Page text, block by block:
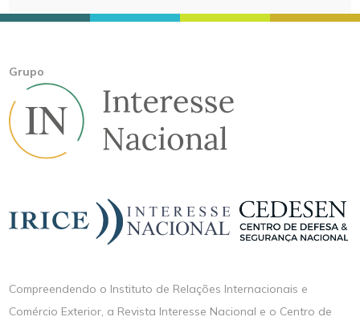
Grupo
Compreendendo o Instituto de Relações Internacionais e
Comércio Exterior, a Revista Interesse Nacional e o Centro de